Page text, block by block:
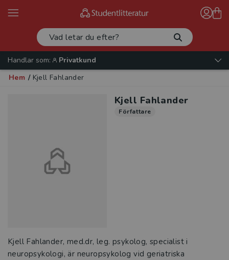
Handlar som:
Privatkund
Hem / Kjell Fahlander
Kjell Fahlander
Författare
Kjell Fahlander, med.dr, leg. psykolog, specialist i
neuropsykologi, är neuropsykolog vid geriatriska